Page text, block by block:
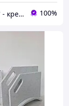
"Art-Etno" - креативна майстерня родинного мистецтва в кожному виробі! 100%